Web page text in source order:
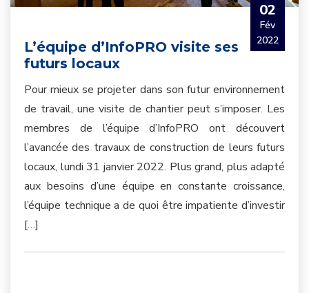
02
Fév
2022
L’équipe d’InfoPRO visite ses
futurs locaux
Pour mieux se projeter dans son futur environnement
de travail, une visite de chantier peut s’imposer. Les
membres de l’équipe d’InfoPRO ont découvert
l’avancée des travaux de construction de leurs futurs
locaux, lundi 31 janvier 2022. Plus grand, plus adapté
aux besoins d’une équipe en constante croissance,
l’équipe technique a de quoi être impatiente d’investir
[…]